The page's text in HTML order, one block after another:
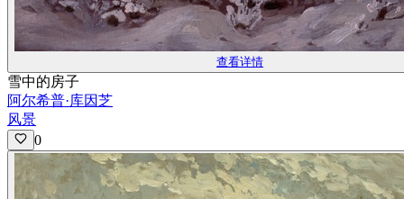
查看详情
雪中的房子
阿尔希普·库因芝
风景
0